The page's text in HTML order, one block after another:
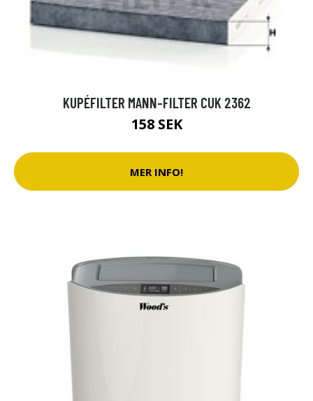
KUPÉFILTER MANN-FILTER CUK 2362
158 SEK
MER INFO!